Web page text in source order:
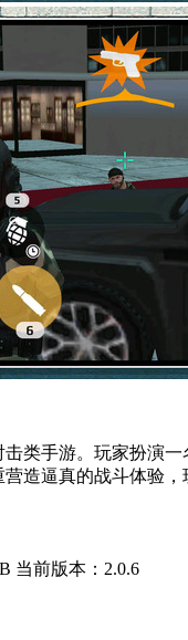
类手游。玩家扮演
造逼真的战斗体验
当前版本：2.0.6